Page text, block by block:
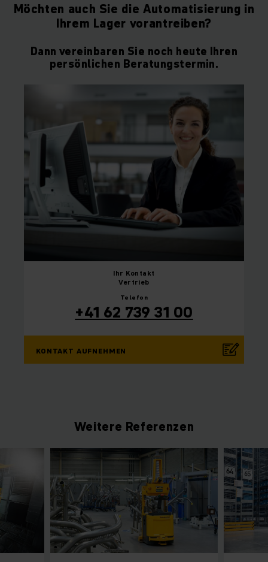
Möchten auch Sie die Automatisierung in
Ihrem Lager vorantreiben?
Dann vereinbaren Sie noch heute Ihren
persönlichen Beratungstermin.
Ihr Kontakt
Vertrieb
Telefon
+41 62 739 31 00
KONTAKT AUFNEHMEN
Weitere Referenzen